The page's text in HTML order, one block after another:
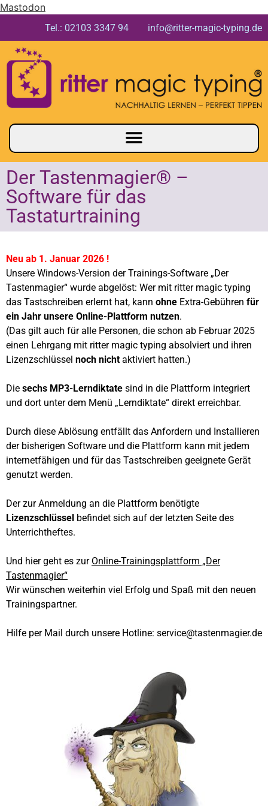
Mastodon
Tel.: 02103 3347 94 info@ritter-magic-typing.de
Der Tastenmagier® –
Software für das
Tastaturtraining
Neu ab 1. Januar 2026 !
Unsere Windows-Version der Trainings-Software „Der
Tastenmagier“ wurde abgelöst: Wer mit ritter magic typing
das Tastschreiben erlernt hat, kann ohne Extra-Gebühren für
ein Jahr unsere Online-Plattform nutzen.
(Das gilt auch für alle Personen, die schon ab Februar 2025
einen Lehrgang mit ritter magic typing absolviert und ihren
Lizenzschlüssel noch nicht aktiviert hatten.)
Die sechs MP3-Lerndiktate sind in die Plattform integriert
und dort unter dem Menü „Lerndiktate“ direkt erreichbar.
Durch diese Ablösung entfällt das Anfordern und Installieren
der bisherigen Software und die Plattform kann mit jedem
internetfähigen und für das Tastschreiben geeignete Gerät
genutzt werden.
Der zur Anmeldung an die Plattform benötigte
Lizenzschlüssel befindet sich auf der letzten Seite des
Unterrichtheftes.
Und hier geht es zur Online-Trainingsplattform „Der
Tastenmagier“
Wir wünschen weiterhin viel Erfolg und Spaß mit den neuen
Trainingspartner.
Hilfe per Mail durch unsere Hotline: service@tastenmagier.de